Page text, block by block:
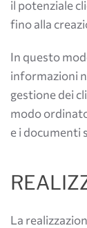
il potenziale
fino alla
In questo
informazioni
gestione dei
modo
e i documenti
La